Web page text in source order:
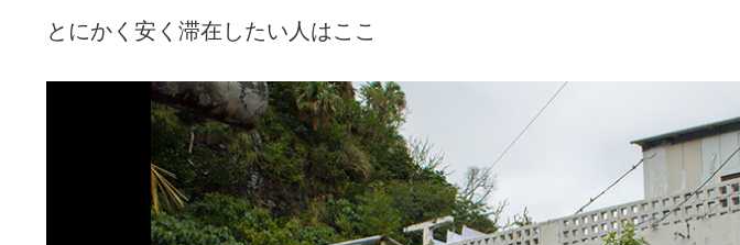
とにかく安く滞在したい人はここ